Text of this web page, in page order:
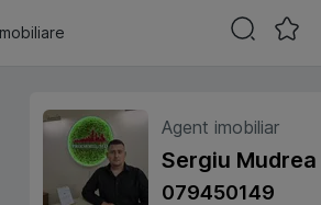
Agent imobiliar
Sergiu Mudrea
079450149